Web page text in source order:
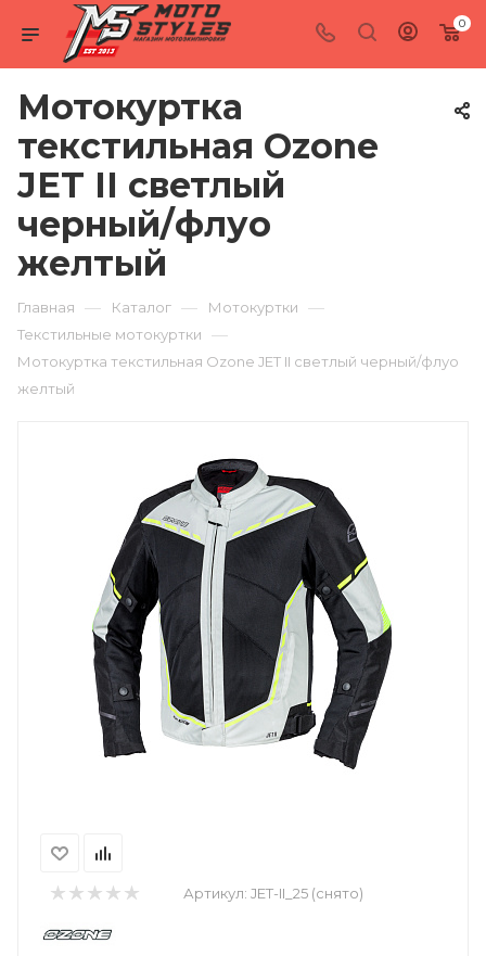
0
Мотокуртка
текстильная Ozone
JET II светлый
черный/флуо
желтый
Главная — Каталог — Мотокуртки —
Текстильные мотокуртки —
Мотокуртка текстильная Ozone JET II светлый черный/флуо
желтый
Артикул: JET-II_25 (снято)